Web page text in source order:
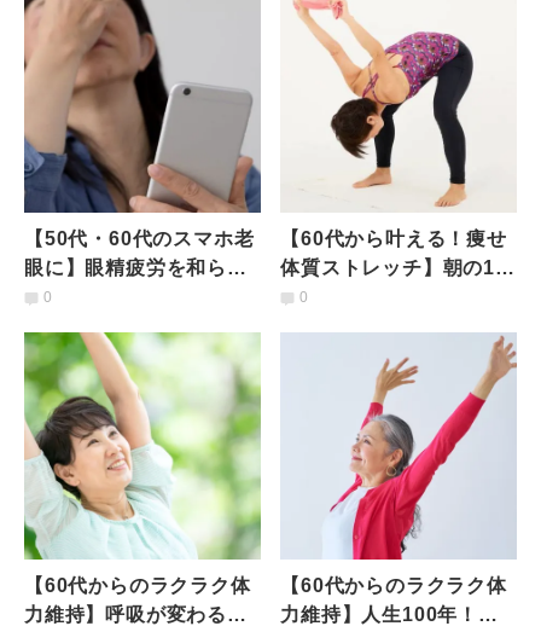
ーズ」
ーズ」
【50代・60代のスマホ老
眼に】眼精疲労を和らげ
て目元をすっきり！「目
ク」
0
【60代から叶える！痩せ
体質ストレッチ】朝の1ワ
ークで代謝アップを目指
0
【60代からのラクラク体
力維持】呼吸が変わると
【60代からのラクラク体
力維持】人生100年！イ